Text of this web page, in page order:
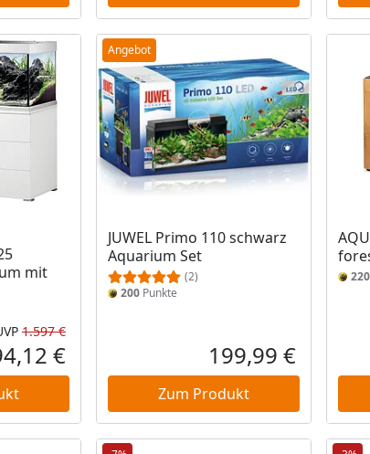
mit
Rabatt in Prozent
Ursprünglicher Preis
1.597 €
Aktueller Preis
€
Angebot
JUWEL Primo 110 schwarz
Aquarium Set
(2)
200 Punkte
Aktueller
199,99 €
Zum Produkt
220